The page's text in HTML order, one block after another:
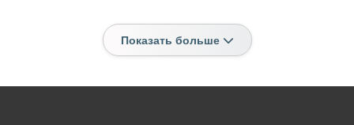
Показать больше